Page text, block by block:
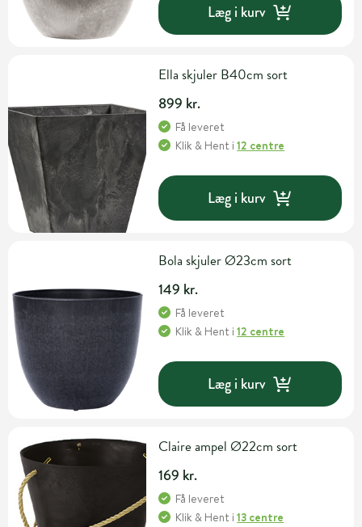
Læg i kurv
Ella skjuler B40cm sort
899 kr.
Få leveret
Klik & Hent i12 centre
Læg i kurv
Bola skjuler Ø23cm sort
149 kr.
Få leveret
Klik & Hent i12 centre
Læg i kurv
Claire ampel Ø22cm sort
169 kr.
Få leveret
Klik & Hent i13 centre